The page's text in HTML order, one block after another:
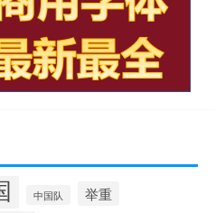
中国队 举重